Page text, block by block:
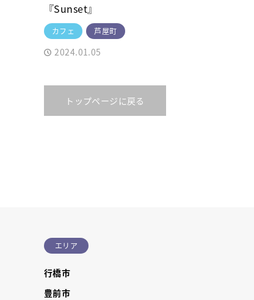
『Sunset』
カフェ 芦屋町
2024.01.05
トップページに戻る
エリア
行橋市
豊前市